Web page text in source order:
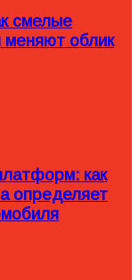
смелые
меняют облик
как
определяет